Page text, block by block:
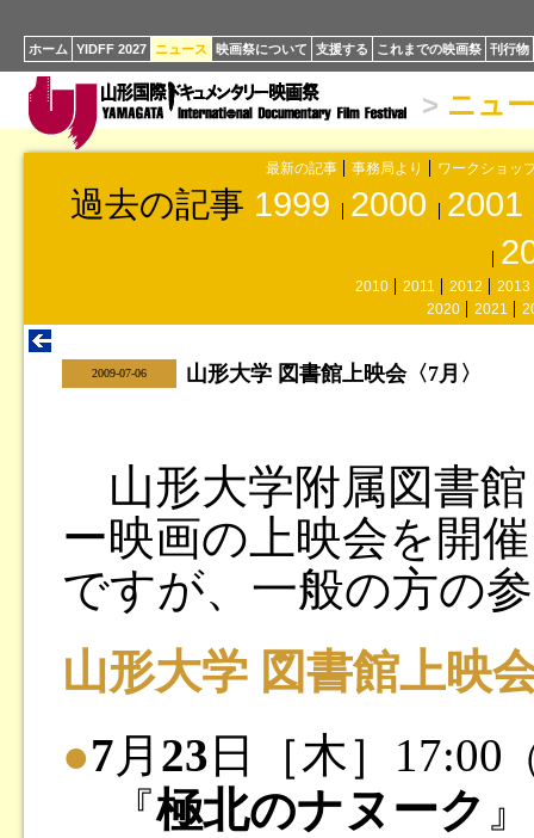
ホーム YIDFF 2027 ニュース 映画祭について 支援する これまでの映画祭 刊行物
> ニュ
最新の記事 事務局より ワークショッ
過去の記事 1999 2000 2001
2010 2011 2012
2013
2020
2021
2009-07-06 山形大学 図書館上映会〈7月〉
山形大学附属図書
ー映画の上映会を開
ですが、一般の方の
山形大学 図書館上映
●7月 23 日［木］17:00
『極北のナヌーク 』